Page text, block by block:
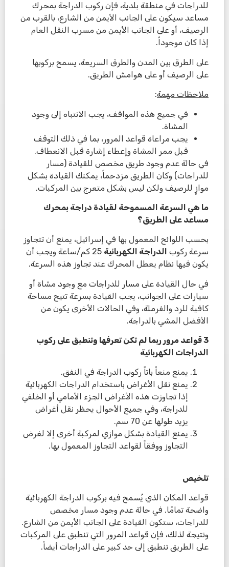
للدراجات في منطقة بلدية، فإن ركوب الدراجة بمحرك
مساعد سيكون على الجانب الأيمن من الشارع، بالقرب من
الرصيف، أو على الجانب الأيمن من مسرب النقل العام
إذا كان موجوداً.
على الطرق بين المدن والطرق السريعة، يسمح بركوبها
على الرصيف أو على هوامش الطريق.
ملاحظات مهمة:
في جميع هذه المواقف، يجب الانتباه إلى وجود
المشاة.
يجب مراعاة قواعد المرور، بما في ذلك التوقف
قبل ممر المشاة وإعطاء إشارة قبل الانعطاف.
في حالة عدم وجود طريق مخصص للقيادة (مسار
للدراجات) وكان الطريق مزدحماً، يمكنك القيادة بشكل
موازٍ للرصيف ولكن ليس بشكل متعرج بين المركبات.
ما هي السرعة المسموحة لقيادة دراجة بمحرك
مساعد على الطريق؟
بحسب اللوائح المعمول بها في إسرائيل، يمنع أن تتجاوز
سرعة ركوب الدراجة الكهربائية
25 كم/ساعة ويجب أن
يكون فيها نظام يعطل المحرك عند تجاوز هذه السرعة.
في حال القيادة على مسار للدراجات مع وجود مشاة أو
سيارات على الجوانب، يجب القيادة بسرعة تتيح مساحة
كافية للرد والفرملة، وفي الحالات الأخرى يكون من
الأفضل المشي بالدراجة.
3 قواعد مرور ربما لم تكن تعرفها وتنطبق على ركوب
الدراجات الكهربائية
يمنع منعاً باتاً ركوب الدراجة في النفق.
يمنع نقل الأغراض باستخدام الدراجات الكهربائية
إذا تجاوزت هذه الأغراض الجزء الأمامي أو الخلفي
للدراجة، وفي جميع الأحوال يحظر نقل أغراض
يزيد طولها عن 70 سم.
يمنع القيادة بشكل موازي لمركبة أخرى إلا لغرض
التجاوز ووفقاً لقواعد التجاوز المعمول بها.
تلخيص
قواعد المكان الذي يُسمح فيه بركوب الدراجة الكهربائية
واضحة تمامًا. في حالة عدم وجود مسار مخصص
للدراجات، ستكون القيادة على الجانب الأيمن من الشارع.
ونتيجة لذلك، فإن قواعد المرور التي تنطبق على المركبات
على الطريق تنطبق إلى حد كبير على الدراجات أيضاً.